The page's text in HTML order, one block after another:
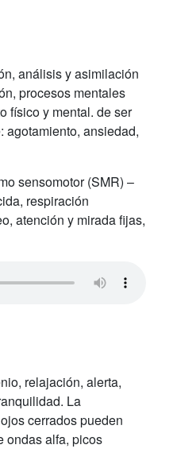
análisis y asimilación
procesos mentales
físico y mental. de ser
agotamiento, ansiedad,
sensomotor (SMR) –
respiración
atención y mirada fijas,
relajación, alerta,
La
cerrados pueden
ondas alfa, picos